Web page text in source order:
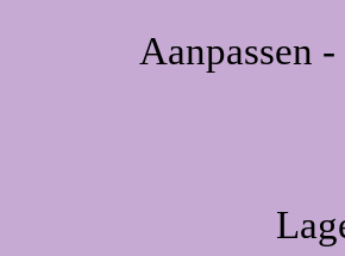
Aanpassen